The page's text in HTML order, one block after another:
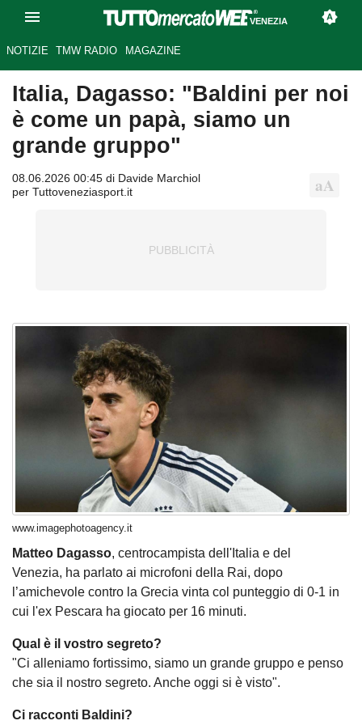
VENEZIA
NOTIZIE TMW RADIO MAGAZINE
Italia, Dagasso: "Baldini per noi
è come un papà, siamo un
grande gruppo"
08.06.2026 00:45 di Davide Marchiol
per Tuttoveneziasport.it
www.imagephotoagency.it
Matteo Dagasso, centrocampista dell'Italia e del
Venezia, ha parlato ai microfoni della Rai, dopo
l’amichevole contro la Grecia vinta col punteggio di 0-1 in
cui l'ex Pescara ha giocato per 16 minuti.
Qual è il vostro segreto?
"Ci alleniamo fortissimo, siamo un grande gruppo e penso
che sia il nostro segreto. Anche oggi si è visto".
Ci racconti Baldini?